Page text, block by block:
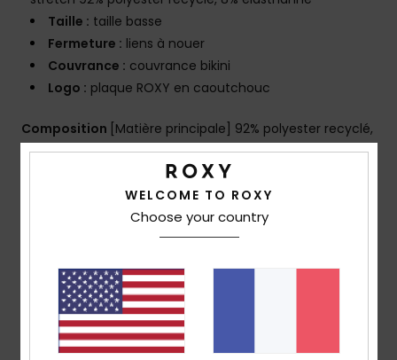
Taille : taille basse
Fermeture : liens à nouer
Couvrance : couvrance bikini
Logo : plaque ROXY en caoutchouc
Composition [Matière principale] 92% polyester recyclé,
8% élasthanne
Avis clients
WELCOME TO ROXY
Choose your country